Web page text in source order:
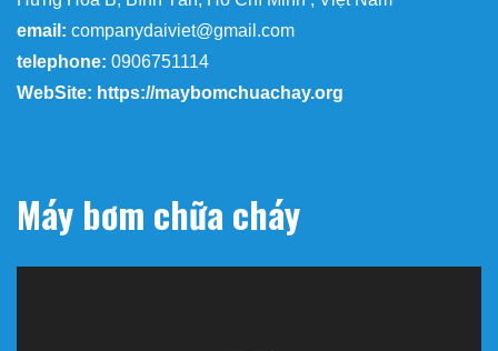
email: companydaiviet@gmail.com
telephone: 0906751114
WebSite: https://maybomchuachay.org
Máy bơm chữa cháy